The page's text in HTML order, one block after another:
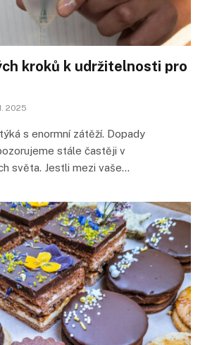
kroků k udržitelnosti pro
2025
s enormní zátěží. Dopady
stále častěji v
světa. Jestli mezi vaše…